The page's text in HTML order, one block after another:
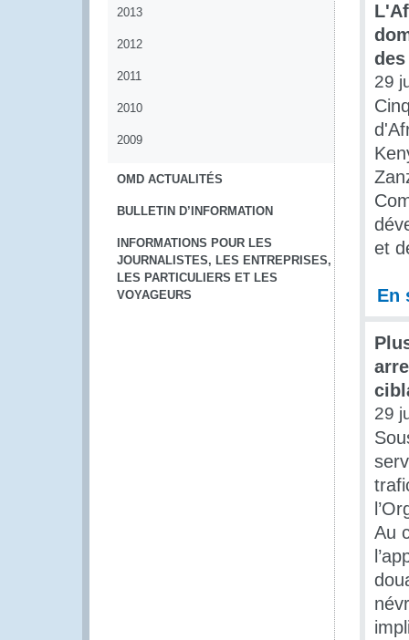
2013
2012
2011
2010
2009
OMD ACTUALITÉS
BULLETIN D’INFORMATION
INFORMATIONS POUR LES
JOURNALISTES, LES ENTREPRISES,
LES PARTICULIERS ET LES
VOYAGEURS
29
et
En
29
Au